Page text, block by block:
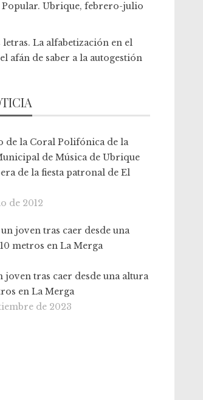
Popular. Ubrique, febrero-julio
letras. La alfabetización en el
afán de saber a la autogestión
de la Coral Polifónica de la
de Música de Ubrique
de la fiesta patronal de El
de 2012
joven tras caer desde una altura
en La Merga
de 2023